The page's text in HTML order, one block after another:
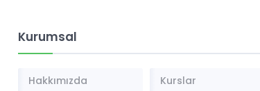
Kurumsal
Hakkımızda Kurslar